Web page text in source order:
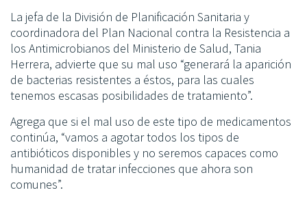
La jefa de la División de Planificación Sanitaria y
coordinadora del Plan Nacional contra la Resistencia a
los Antimicrobianos del Ministerio de Salud, Tania
Herrera, advierte que su mal uso “generará la aparición
de bacterias resistentes a éstos, para las cuales
tenemos escasas posibilidades de tratamiento”.
Agrega que si el mal uso de este tipo de medicamentos
continúa, “vamos a agotar todos los tipos de
antibióticos disponibles y no seremos capaces como
humanidad de tratar infecciones que ahora son
comunes”.